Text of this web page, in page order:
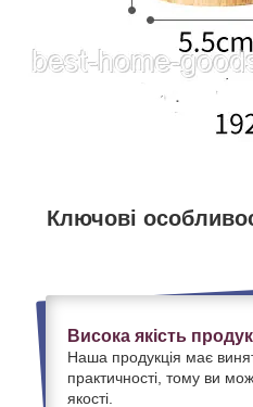
Ключові
Висока якість
Наша продукція має
практичності, тому ви
якості.